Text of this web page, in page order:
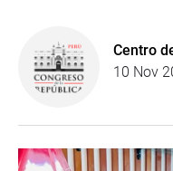
Centro
10 Nov